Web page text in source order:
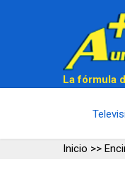
La fórmula
Inicio >>